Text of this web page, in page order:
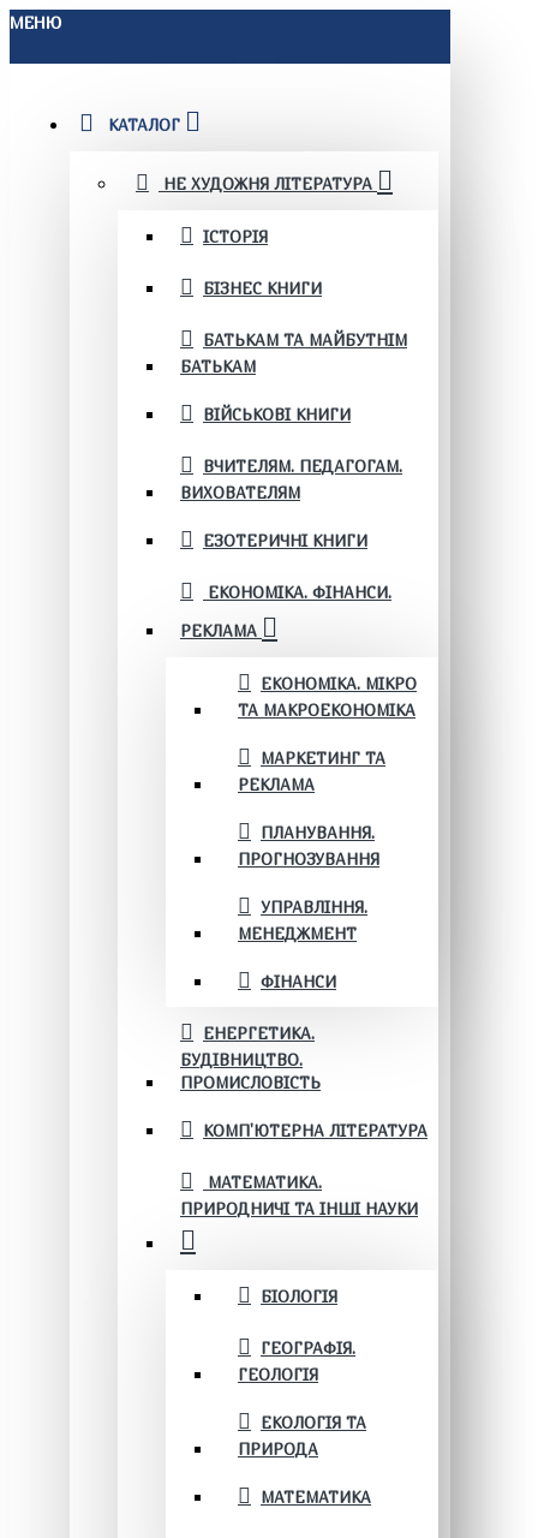
МЕНЮ
КАТАЛОГ
НЕ ХУДОЖНЯ ЛІТЕРАТУРА
ІСТОРІЯ
БІЗНЕС КНИГИ
БАТЬКАМ ТА МАЙБУТНІМ
БАТЬКАМ
ВІЙСЬКОВІ КНИГИ
ВЧИТЕЛЯМ. ПЕДАГОГАМ.
ВИХОВАТЕЛЯМ
ЕЗОТЕРИЧНІ КНИГИ
ЕКОНОМІКА. ФІНАНСИ.
РЕКЛАМА
ЕКОНОМІКА. МІКРО
ТА МАКРОЕКОНОМІКА
МАРКЕТИНГ ТА
РЕКЛАМА
ПЛАНУВАННЯ.
ПРОГНОЗУВАННЯ
УПРАВЛІННЯ.
МЕНЕДЖМЕНТ
ФІНАНСИ
ЕНЕРГЕТИКА.
БУДІВНИЦТВО.
ПРОМИСЛОВІСТЬ
КОМП'ЮТЕРНА ЛІТЕРАТУРА
МАТЕМАТИКА.
ПРИРОДНИЧІ ТА ІНШІ НАУКИ
БІОЛОГІЯ
ГЕОГРАФІЯ.
ГЕОЛОГІЯ
ЕКОЛОГІЯ ТА
ПРИРОДА
МАТЕМАТИКА